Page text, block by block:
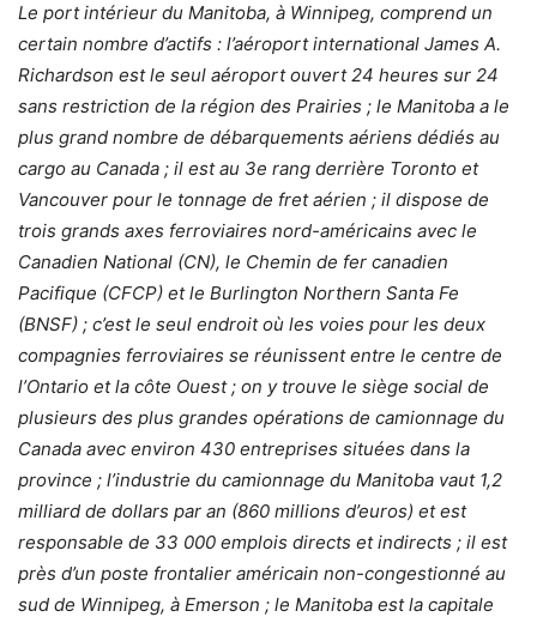
Le port intérieur du Manitoba, à Winnipeg, comprend un
certain nombre d’actifs : l’aéroport international James A.
Richardson est le seul aéroport ouvert 24 heures sur 24
sans restriction de la région des Prairies ; le Manitoba a le
plus grand nombre de débarquements aériens dédiés au
cargo au Canada ; il est au 3e rang derrière Toronto et
Vancouver pour le tonnage de fret aérien ; il dispose de
trois grands axes ferroviaires nord-américains avec le
Canadien National (CN), le Chemin de fer canadien
Pacifique (CFCP) et le Burlington Northern Santa Fe
(BNSF) ; c’est le seul endroit où les voies pour les deux
compagnies ferroviaires se réunissent entre le centre de
l’Ontario et la côte Ouest ; on y trouve le siège social de
plusieurs des plus grandes opérations de camionnage du
Canada avec environ 430 entreprises situées dans la
province ; l’industrie du camionnage du Manitoba vaut 1,2
milliard de dollars par an (860 millions d’euros) et est
responsable de 33 000 emplois directs et indirects ; il est
près d’un poste frontalier américain non-congestionné au
sud de Winnipeg, à Emerson ; le Manitoba est la capitale